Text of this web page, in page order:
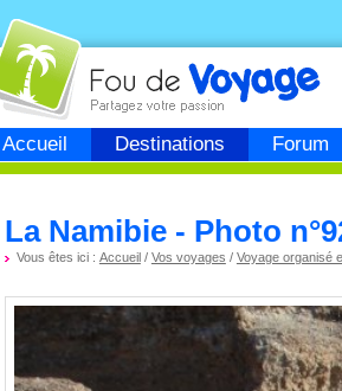
Accueil Destinations Forum
Fou devoyage
La Namibie - Photo
Vous êtes ici : Accueil/ Vos voyages / Voyage organisé